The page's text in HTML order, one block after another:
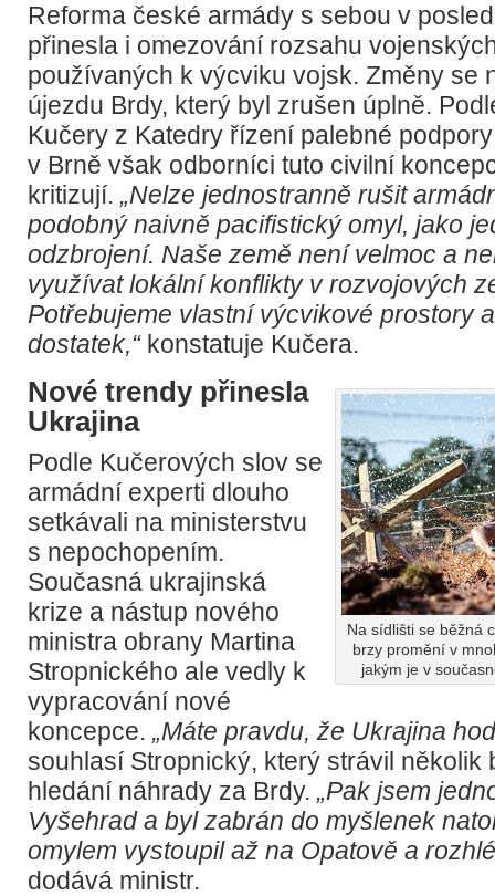
Reforma české armády s sebou v
přinesla i omezování rozsahu
používaných k výcviku vojsk. Změny se
újezdu Brdy, který byl zrušen úplně.
Kučery z Katedry řízení palebné
v Brně však odborníci tuto civilní
kritizují. „Nelze jednostranně rušit
podobný naivně pacifistický omyl, jako
odzbrojení. Naše země není velmoc a
využívat lokální konflikty v rozvojových
Potřebujeme vlastní výcvikové prostory
dostatek,“konstatuje Kučera.
Na sídlišti se běžná
brzy promění v
jakým je v
Nové trendy přinesla
Ukrajina
Podle Kučerových slov se
armádní experti dlouho
setkávali na ministerstvu
s nepochopením.
Současná ukrajinská
krize a nástup nového
ministra obrany Martina
Stropnického ale vedly k
vypracování nové
koncepce. „Máte pravdu, že Ukrajina
souhlasí Stropnický, který strávil několik
hledání náhrady za Brdy. „Pak jsem
Vyšehrad a byl zabrán do myšlenek
omylem vystoupil až na Opatově a
dodává ministr.